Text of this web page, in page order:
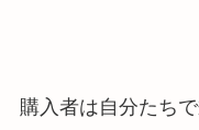
購入者は自分たち